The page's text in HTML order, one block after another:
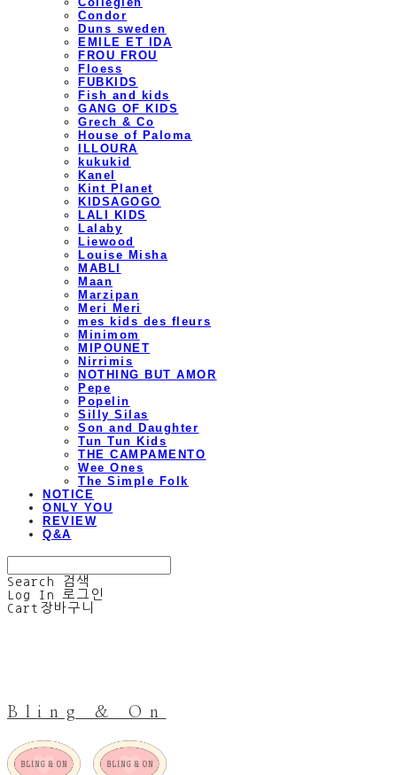
Condor
Duns sweden
EMILE ET IDA
FROU FROU
Floess
FUBKIDS
Fish and kids
GANG OF KIDS
Grech & Co
House of Paloma
ILLOURA
kukukid
Kanel
Kint Planet
KIDSAGOGO
LALI KIDS
Lalaby
Liewood
Louise Misha
MABLI
Maan
Marzipan
Meri Meri
mes kids des fleurs
Minimom
MIPOUNET
Nirrimis
NOTHING BUT AMOR
Pepe
Popelin
Silly Silas
Son and Daughter
Tun Tun Kids
THE CAMPAMENTO
Wee Ones
The Simple Folk
NOTICE
ONLY YOU
REVIEW
Q&A
Search
검색
Log In
로그인
Cart 장바구니
Bling & On